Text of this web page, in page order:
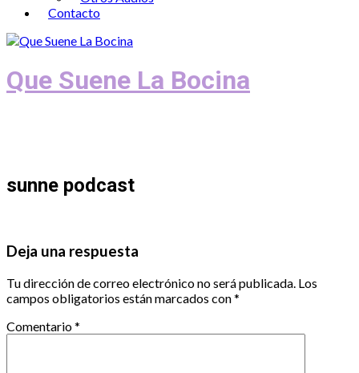
Contacto
Que Suene La Bocina
sunne podcast
Deja una respuesta
Tu dirección de correo electrónico no será publicada. Los
campos obligatorios están marcados con*
Comentario*